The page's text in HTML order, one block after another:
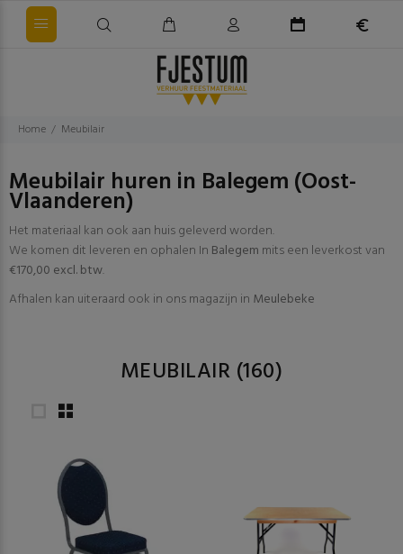
Home Meubilair
Meubilair huren in Balegem (Oost-
Vlaanderen)
Het materiaal kan ook aan huis geleverd worden.
We komen dit leveren en ophalen In Balegem mits een leverkost van
€170,00 excl. btw.
Afhalen kan uiteraard ook in ons magazijn in Meulebeke
MEUBILAIR (160)